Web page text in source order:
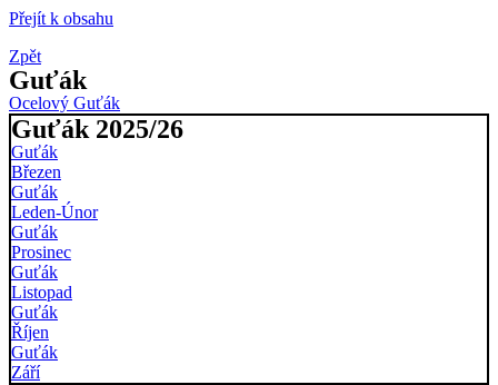
Přejít k obsahu
Zpět
Guťák
Ocelový Guťák
Guťák 2025/26
Guťák
Březen
Guťák
Leden-Únor
Guťák
Prosinec
Guťák
Listopad
Guťák
Říjen
Guťák
Září